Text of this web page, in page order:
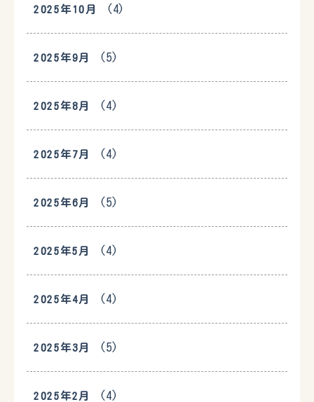
2025年10月 (4)
2025年9月 (5)
2025年8月 (4)
2025年7月 (4)
2025年6月 (5)
2025年5月 (4)
2025年4月 (4)
2025年3月 (5)
2025年2月 (4)